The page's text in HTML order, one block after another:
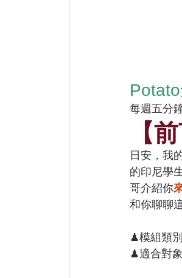
每週五分
【
日安，我
的印尼學
哥介紹你
和你聊聊
♟模組類
﻿﻿♟適合對